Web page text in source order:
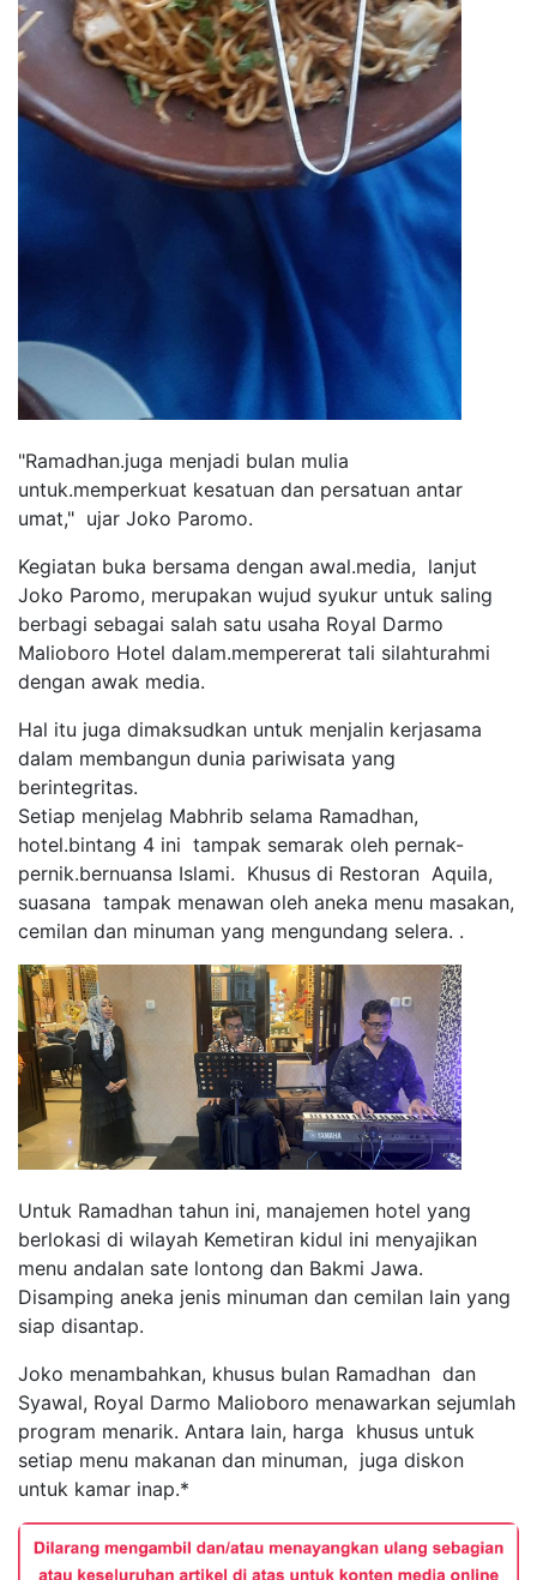
"Ramadhan.juga menjadi bulan mulia
untuk.memperkuat kesatuan dan persatuan antar
umat," ujar Joko Paromo.
Kegiatan buka bersama dengan awal.media, lanjut
Joko Paromo, merupakan wujud syukur untuk saling
berbagi sebagai salah satu usaha Royal Darmo
Malioboro Hotel dalam.mempererat tali silahturahmi
dengan awak media.
Hal itu juga dimaksudkan untuk menjalin kerjasama
dalam membangun dunia pariwisata yang
berintegritas.
Setiap menjelag Mabhrib selama Ramadhan,
hotel.bintang 4 ini tampak semarak oleh pernak-
pernik.bernuansa Islami. Khusus di Restoran Aquila,
suasana tampak menawan oleh aneka menu masakan,
cemilan dan minuman yang mengundang selera. .
Untuk Ramadhan tahun ini, manajemen hotel yang
berlokasi di wilayah Kemetiran kidul ini menyajikan
menu andalan sate lontong dan Bakmi Jawa.
Disamping aneka jenis minuman dan cemilan lain yang
siap disantap.
Joko menambahkan, khusus bulan Ramadhan dan
Syawal, Royal Darmo Malioboro menawarkan sejumlah
program menarik. Antara lain, harga khusus untuk
setiap menu makanan dan minuman, juga diskon
untuk kamar inap.*